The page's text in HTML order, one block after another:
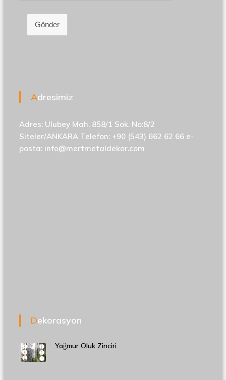
Gönder
Adresimiz
Adres: Ulubey Mah. 858/1 Sok. No:8/2
Siteler/ANKARA Telefon: +90 (543) 662 62 66 e-
posta: info@mertmetaldekor.com
Dekorasyon
Yağmur Oluk Zinciri